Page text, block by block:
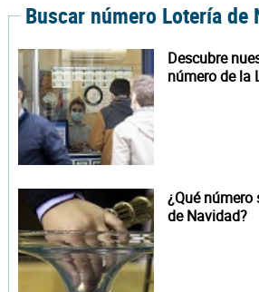
Buscar número Lotería de
Descubre
número de la
¿Qué
de Navidad?